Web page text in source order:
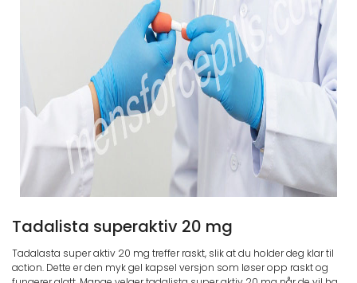
Tadalista superaktiv 20 mg
Tadalasta super aktiv 20 mg treffer raskt, slik at du holder deg klar til
action. Dette er den myk gel kapsel versjon som løser opp raskt og